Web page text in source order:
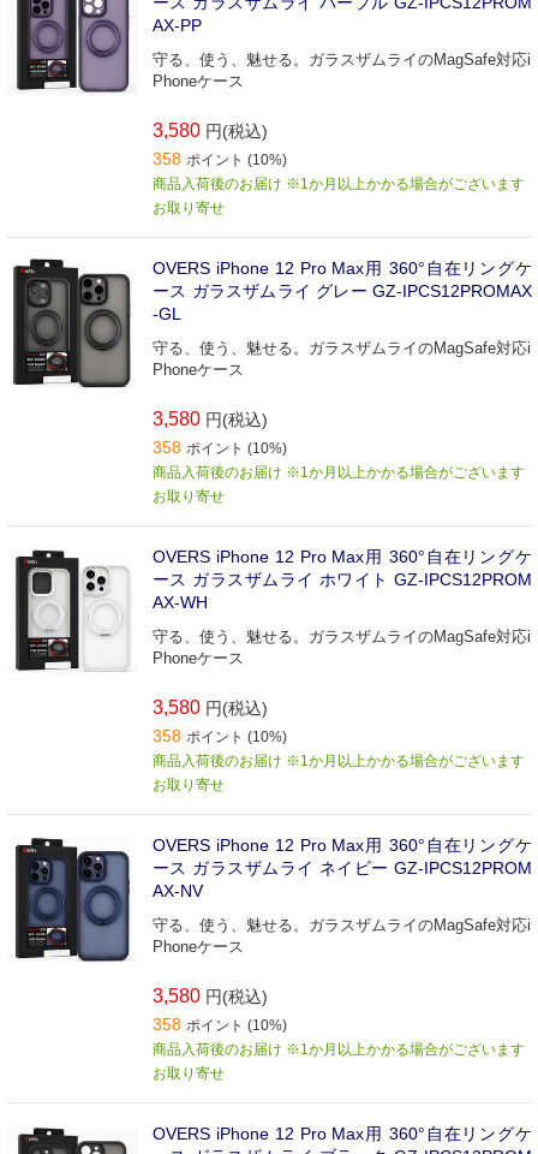
AX-PP
守る、使う、魅せる。ガラスザムライのMagSafe対応i
Phoneケース
3,580 円(税込)
358 ポイント (10%)
商品入荷後のお届け ※1か月以上かかる場合がございます
お取り寄せ
OVERS iPhone 12 Pro Max用 360°自在リングケ
ース ガラスザムライ グレー GZ-IPCS12PROMAX
-GL
守る、使う、魅せる。ガラスザムライのMagSafe対応i
Phoneケース
3,580 円(税込)
358 ポイント (10%)
商品入荷後のお届け ※1か月以上かかる場合がございます
お取り寄せ
OVERS iPhone 12 Pro Max用 360°自在リングケ
ース ガラスザムライ ホワイト GZ-IPCS12PROM
AX-WH
守る、使う、魅せる。ガラスザムライのMagSafe対応i
Phoneケース
3,580 円(税込)
358 ポイント (10%)
商品入荷後のお届け ※1か月以上かかる場合がございます
お取り寄せ
OVERS iPhone 12 Pro Max用 360°自在リングケ
ース ガラスザムライ ネイビー GZ-IPCS12PROM
AX-NV
守る、使う、魅せる。ガラスザムライのMagSafe対応i
Phoneケース
3,580 円(税込)
358 ポイント (10%)
商品入荷後のお届け ※1か月以上かかる場合がございます
お取り寄せ
OVERS iPhone 12 Pro Max用 360°自在リングケ